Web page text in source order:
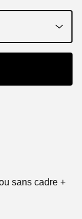
sans cadre +